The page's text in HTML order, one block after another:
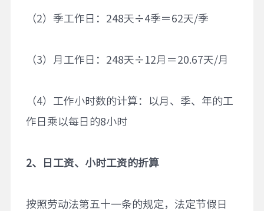
（2）季工作日：248天÷4季＝62天/季
（3）月工作日：248天÷12月＝20.67天/月
（4）工作小时数的计算：以月、季、年的工
作日乘以每日的8小时
2、日工资、小时工资的折算
按照劳动法第五十一条的规定，法定节假日